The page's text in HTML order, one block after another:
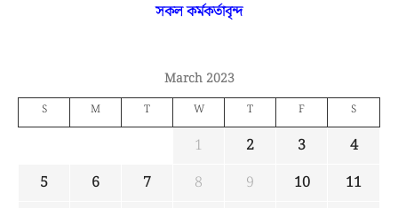
সকল কর্মকর্তাবৃন্দ
March 2023
S M T W T F S
1 2 3
4
5
6 7 8 9 10
11